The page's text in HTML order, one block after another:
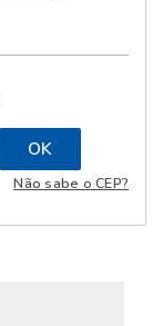
Não sabe o CEP?